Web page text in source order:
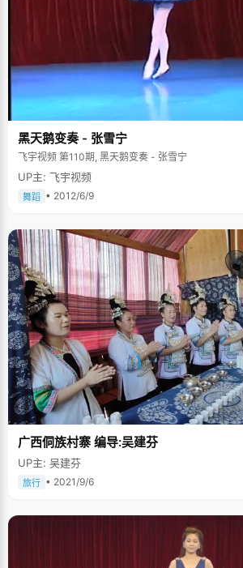
强记忆，记下来就能拿高分，直到高三第四次模拟
的时候，她才发现自己的记忆完全模糊，综合题几
是空中楼阁，基础是一片空白，当潮水来的时候，
前期将所有精力放在数学上，导致后期，杨清的所
方，所有人都无法想像的大塌方。杨清把自己关在
己，为什么会这样。"唯一庆幸的是我当时还很冷静
导书、课本、练习，把自己当成最差的学生，从头
时候，我在做基础题，三百页的练习，我一题不落
清每天那这自己的习题集、笔记本，天天跟在老师
要问，一直问一直问，问了三四个月，一直问到高
很有意思的话："你什么时候看到政史地老师的时候
这一个人，那个人肯定就是杨清。"正是这一情形的
非常感谢文综老师们，在非常累的时候他们还要耐心
题。" 浪漫的爸爸 高考之前，杨清的爸爸曾经做过一件特别浪漫的事情，让
因，杨清身体状态特别不好，肠炎犯了，胃炎犯了，
花，连续送了七天。这可是爸爸一生中头一次连续
多岁的男人连续去书店给女儿买百合，连花店老板都特别感
爸爸专程过来照顾杨清的饮食起居，知道女儿吃不
饭店订餐，拜托饭店的厨师专门给女儿开小灶。因
变得异常烦躁，恨自己不争气，在最关键的时候身
了课，甚至把这种情绪向爸爸发泄，当爸爸端着热
候，杨清毫无表情的说："爸，你回去吧。"这时候
眼眶里在有晶莹的东西在闪烁。 杨清说："高考结束以后，我特备郑重的向爸
爸道歉，为自己考前的不懂事行为而道歉。在高考
最对不起的人。" 今天的故事有点长，但是我不忍心打扰杨清的回忆。其实参
加高考的不仅仅只是孩子，周围的人也一起在接受
是考验你能不能过这个坎，更考验一种亲情的力量，
时结交的朋友是不是真心，他们到底能给你多大的
很神奇的东西，很多素质教育在批判高考，但是从我
你理解更多的东西，看到更真的东西，看到世界上
贵。" "对所有参加高考的学弟学妹们道声珍重，一
黑天鹅变奏 - 张雪宁
飞宇视频 第110期, 黑天鹅变奏 - 张雪宁
UP主: 飞宇视频
舞蹈 • 2012/6/9
广西侗族村寨 编导:吴建芬
UP主: 吴建芬
旅行 • 2021/9/6